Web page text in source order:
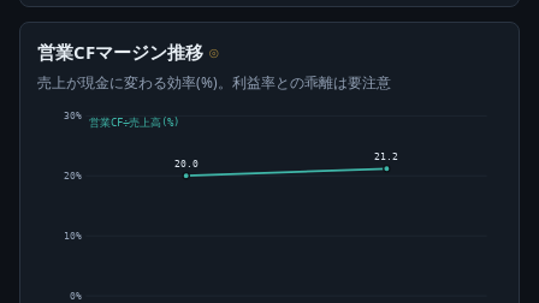
営業CFマージン推移 ⊙
売上が現金に変わる効率(%)。利益率との乖離は要注意
0%
10%
20%
30%
20.0
21.2
営業CF÷売上高(%)